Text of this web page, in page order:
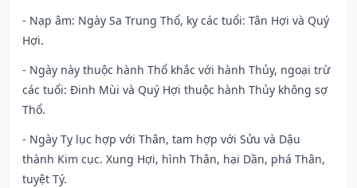
- Nạp âm: Ngày Sa Trung Thổ, kỵ các tuổi: Tân Hợi và Quý
Hợi.
- Ngày này thuộc hành Thổ khắc với hành Thủy, ngoại trừ
các tuổi: Đinh Mùi và Quý Hợi thuộc hành Thủy không sợ
Thổ.
- Ngày Tỵ lục hợp với Thân, tam hợp với Sửu và Dậu
thành Kim cục. Xung Hợi, hình Thân, hại Dần, phá Thân,
tuyệt Tý.